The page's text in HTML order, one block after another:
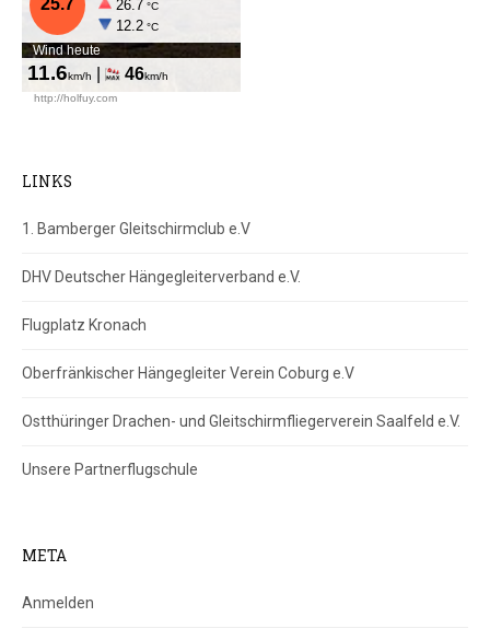
LINKS
1. Bamberger Gleitschirmclub e.V
DHV Deutscher Hängegleiterverband e.V.
Flugplatz Kronach
Oberfränkischer Hängegleiter Verein Coburg e.V
Ostthüringer Drachen- und Gleitschirmfliegerverein Saalfeld e.V.
Unsere Partnerflugschule
META
Anmelden